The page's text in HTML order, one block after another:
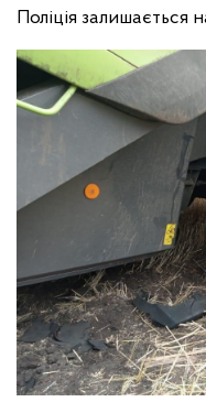
Поліція залишається